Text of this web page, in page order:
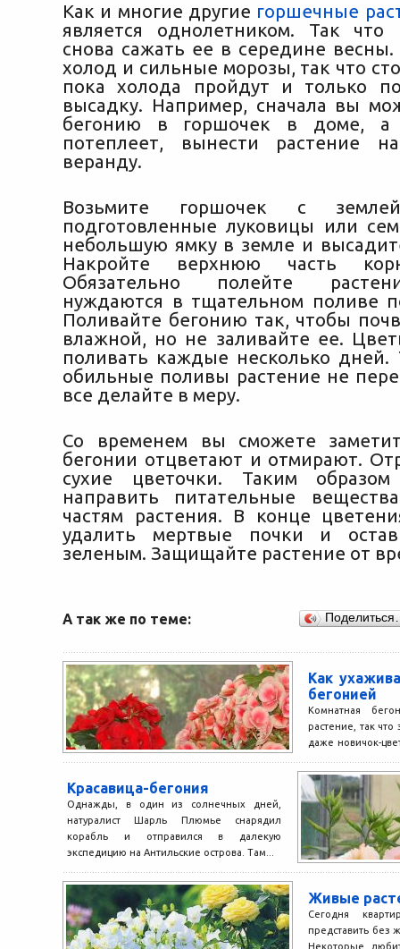
Как и многие другие горшечные
является однолетником. Так что
снова сажать ее в середине
холод и сильные морозы, так что
пока холода пройдут и только
высадку. Например, сначала вы
бегонию в горшочек в доме, а
потеплеет, вынести растение
веранду.
Возьмите горшочек с
подготовленные луковицы или
небольшую ямку в земле и
Накройте верхнюю часть
Обязательно полейте
нуждаются в тщательном поливе
Поливайте бегонию так, чтобы
влажной, но не заливайте ее.
поливать каждые несколько
обильные поливы растение не
все делайте в меру.
Со временем вы сможете
бегонии отцветают и отмирают.
сухие цветочки. Таким
направить питательные
частям растения. В конце
удалить мертвые почки и
зеленым. Защищайте растение от
А так же по теме:
Как
бегонией
Комнатная
растение, так
даже новичок-
Красавица-бегония
Однажды, в один из солнечных дней,
натуралист Шарль Плюмье снарядил
корабль и отправился в далекую
экспедицию на Антильские острова. Там...
Живые
Сегодня
представить без
Некоторые